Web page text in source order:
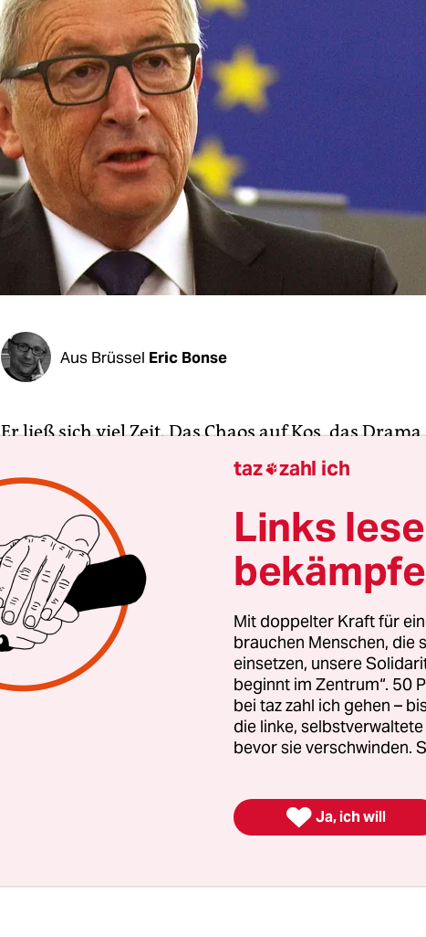
Aus Brüssel Eric Bonse
Er ließ sich viel Zeit. Das Chaos auf Kos, das
Willkür in Ungarn: All das hat EU-Kommissionschef
Juncker ausgesessen. Als Berlin schon handelte,
Europäer immer noch auf Junckers Rede zur „Lage
Als der 60-jährige Luxemburger am Mittwoch
Rednerpult im Straßburger Europaparlament trat,
Argumente vorbringen, um noch gehört zu
zu überzeugen. Das tat er auch - wenn auch ohne
Wirkung.
taz zahl ich
Links
Mit doppelter Kraft für
brauchen Menschen, die
einsetzen, unsere
beginnt im Zentrum“. 50
bei taz zahl ich gehen –
die linke,
bevor sie verschwinden.
 Ja, ich will